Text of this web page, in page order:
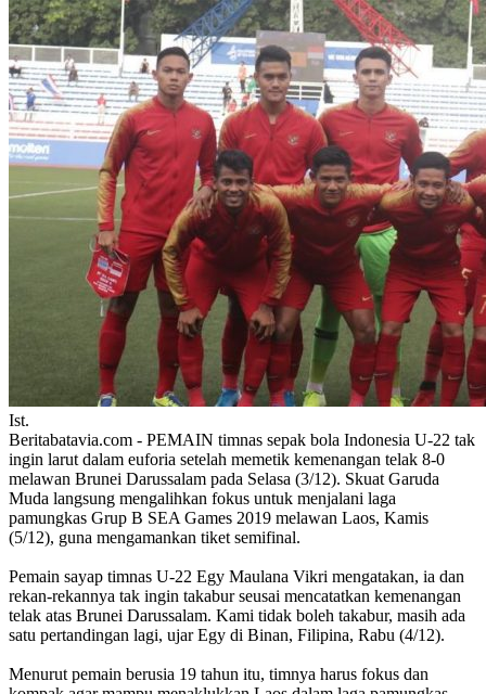
Ist.
Beritabatavia.com - PEMAIN timnas sepak bola Indonesia U-22 tak
ingin larut dalam euforia setelah memetik kemenangan telak 8-0
melawan Brunei Darussalam pada Selasa (3/12). Skuat Garuda
Muda langsung mengalihkan fokus untuk menjalani laga
pamungkas Grup B SEA Games 2019 melawan Laos, Kamis
(5/12), guna mengamankan tiket semifinal.
Pemain sayap timnas U-22 Egy Maulana Vikri mengatakan, ia dan
rekan-rekannya tak ingin takabur seusai mencatatkan kemenangan
telak atas Brunei Darussalam. Kami tidak boleh takabur, masih ada
satu pertandingan lagi, ujar Egy di Binan, Filipina, Rabu (4/12).
Menurut pemain berusia 19 tahun itu, timnya harus fokus dan